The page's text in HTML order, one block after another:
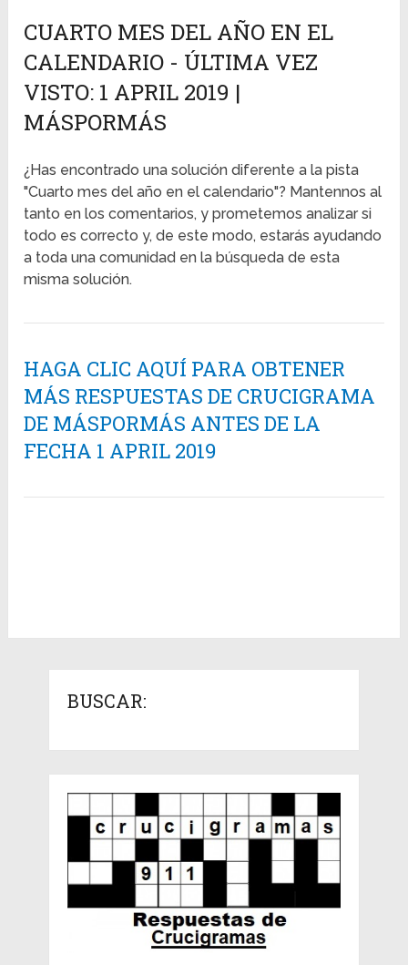
CUARTO MES DEL AÑO EN EL
CALENDARIO - ÚLTIMA VEZ
VISTO: 1 APRIL 2019 |
MÁSPORMÁS
¿Has encontrado una solución diferente a la pista
"Cuarto mes del año en el calendario"? Mantennos al
tanto en los comentarios, y prometemos analizar si
todo es correcto y, de este modo, estarás ayudando
a toda una comunidad en la búsqueda de esta
misma solución.
HAGA CLIC AQUÍ PARA OBTENER
MÁS RESPUESTAS DE CRUCIGRAMA
DE MÁSPORMÁS ANTES DE LA
FECHA 1 APRIL 2019
BUSCAR: